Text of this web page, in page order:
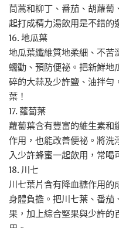
茼蒿和柳丁、番茄、胡蘿蔔
起打成精力湯飲用是不錯的
16. 地瓜葉
地瓜葉纖維質地柔細、不苦
蠕動、預防便祕。把新鮮地
碎的大蒜及少許鹽、油拌勻
葉！
17. 蘿蔔葉
蘿蔔葉含有豐富的維生素和
作用，也能改善便祕。將洗
入少許蜂蜜一起飲用，常喝
18. 川七
川七葉片含有降血糖作用的
身體負擔。把川七葉、番茄
果，加上綜合堅果與少許的